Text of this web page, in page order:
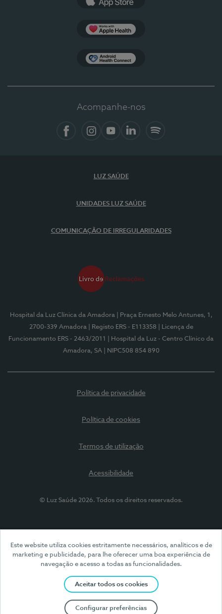
Este website utiliza cookies estritamente necessários, analíticos e de
marketing e publicidade, para lhe oferecer uma boa experiência de
navegação e acesso a todas as funcionalidades.
Aceitar todos os cookies
Configurar preferências
Acompanhe-nos
LUZ SAÚDE
UNIDADES LUZ SAÚDE
COMUNICAÇÃO DE IRREGULARIDADES
Hospital da Luz Clínica da Amadora
| Praça Ernesto Melo Antunes, 1,
2700-339 Amadora
| Registo ERS - E113358
| Licença de
Funcionamento ERS - 2463/2011
| Hospital da Luz - Centro Clínico da
Amadora, SA
| NIPC508 854 890
Política de privacidade
Política de cookies
Termos de utilização
Acessibilidade
© Luz Saúde 2026. Todos os direitos reservados.